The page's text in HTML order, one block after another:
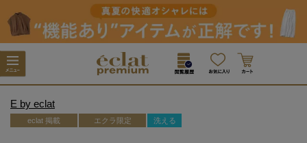
E by eclat
eclat 掲載 エクラ限定 洗える